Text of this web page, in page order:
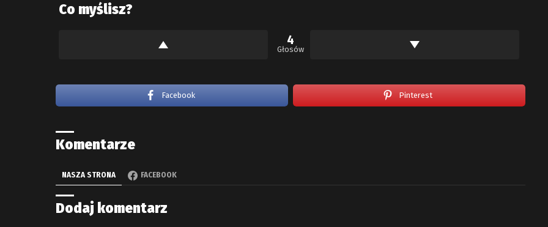
Co myślisz?
4
Głosów
Facebook Pinterest
Komentarze
NASZA STRONA FACEBOOK
Dodaj komentarz